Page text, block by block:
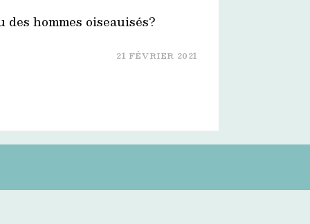
hommes oiseauisés?
21 FÉVRIER 2021